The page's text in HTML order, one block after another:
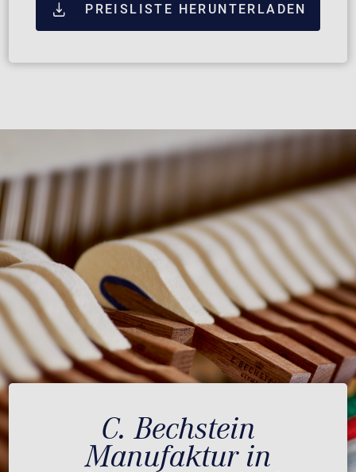
PREISLISTE HERUNTERLADEN
C. Bechstein
Manufaktur in